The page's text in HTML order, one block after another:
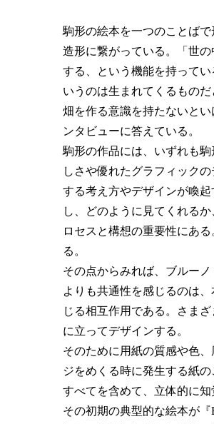
駒形の絵本を一つのことば
造形に繋がっている。「世
する、という機能を持って
いうのは生まれてくるもの
畑を作る意識を持たないと
ンタビューに答えている。
駒形の作品には、いずれも
しさや優れたグラフィック
する考え方やデザインが喚
し、どのように見てくれる
ロセスと構想の重要性にあ
る。
その点からみれば、ブルー
よりも共通性を感じるのは
じる相互作用である。さま
に立ってデザインする。
そのために用紙の質感や色
ジをめくる時に発生する紙
すべてを含めて、立体的に
その初期の典型的な絵本が